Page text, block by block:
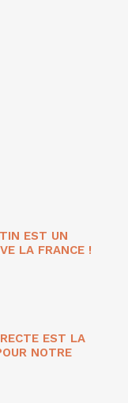
EST UN
LA FRANCE !
EST LA
NOTRE